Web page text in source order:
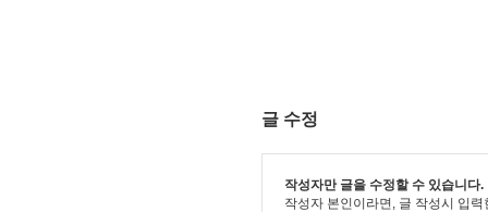
글 수정
작성자만 글을 수정할 수 있습니다.
작성자 본인이라면, 글 작성시 입